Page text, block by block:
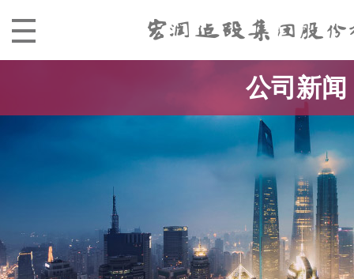
公司新闻